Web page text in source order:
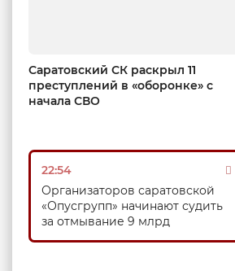
Саратовский СК раскрыл 11
преступлений в «оборонке» с
начала СВО
22:54
Организаторов саратовской
«Опусгрупп» начинают судить
за отмывание 9 млрд